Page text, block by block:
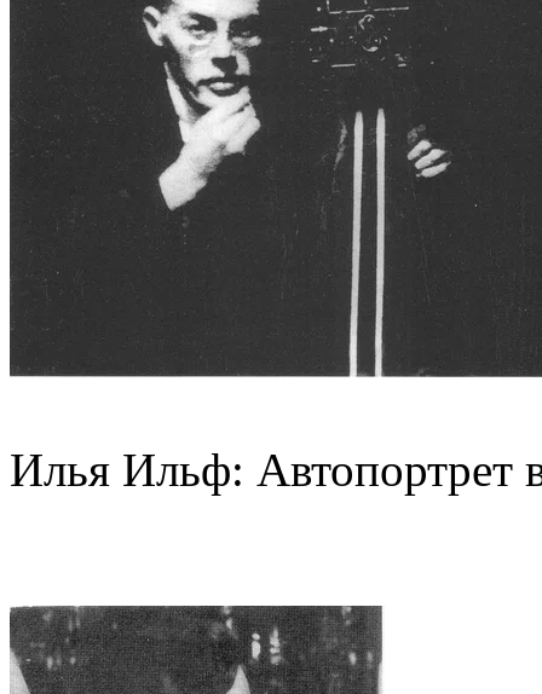
Илья Ильф: Автопортрет